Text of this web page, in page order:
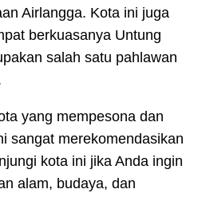
Airlangga. Kota ini juga
berkuasanya Untung
salah satu pahlawan
yang mempesona dan
sangat merekomendasikan
kota ini jika Anda ingin
alam, budaya, dan